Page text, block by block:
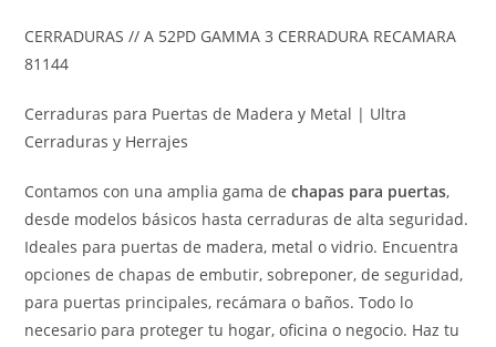
CERRADURAS // A 52PD GAMMA 3 CERRADURA RECAMARA
81144
Cerraduras para Puertas de Madera y Metal | Ultra
Cerraduras y Herrajes
Contamos con una amplia gama dechapas para puertas,
desde modelos básicos hasta cerraduras de alta seguridad.
Ideales para puertas de madera, metal o vidrio. Encuentra
opciones de chapas de embutir, sobreponer, de seguridad,
para puertas principales, recámara o baños. Todo lo
necesario para proteger tu hogar, oficina o negocio. Haz tu